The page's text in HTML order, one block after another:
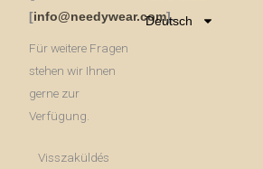
[info@needywear.com].
Für weitere Fragen
stehen wir Ihnen
gerne zur
Verfügung.
Visszaküldés
Deutsch